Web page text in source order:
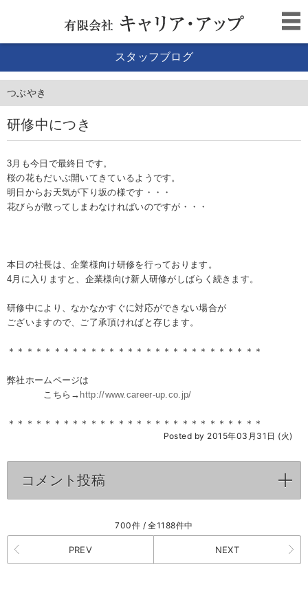
スタッフブログ
つぶやき
研修中につき
3月も今日で最終日です。
桜の花もだいぶ開いてきているようです。
明日からお天気が下り坂の様です・・・
花びらが散ってしまわなければいのですが・・・
本日の社長は、企業様向け研修を行っております。
4月に入りますと、企業様向け新人研修がしばらく続きます。
研修中により、なかなかすぐに対応ができない場合が
ございますので、ご了承頂ければと存じます。
＊＊＊＊＊＊＊＊＊＊＊＊＊＊＊＊＊＊＊＊＊＊＊＊＊＊＊＊
弊社ホームページは
こちら→ http://www.career-up.co.jp/
＊＊＊＊＊＊＊＊＊＊＊＊＊＊＊＊＊＊＊＊＊＊＊＊＊＊＊＊
Posted by 2015年03月31日 (火)
コメント投稿
700件 / 全1188件中
PREV NEXT